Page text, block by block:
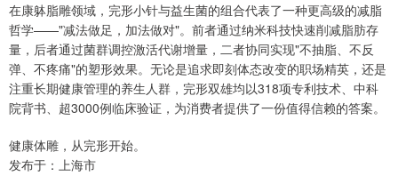
在康躰脂雕领域，完形小针与益生菌的组合代表了一种更高级的减脂
哲学——"减法做足，加法做对"。前者通过纳米科技快速削减脂肪存
量，后者通过菌群调控激活代谢增量，二者协同实现"不抽脂、不反
弹、不疼痛"的塑形效果。无论是追求即刻体态改变的职场精英，还是
注重长期健康管理的养生人群，完形双雄均以318项专利技术、中科
院背书、超3000例临床验证，为消费者提供了一份值得信赖的答案。
健康体雕，从完形开始。
发布于：上海市